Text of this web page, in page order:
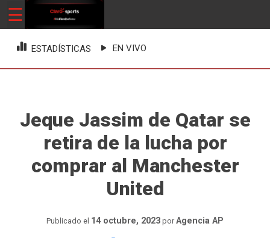
Skip
☰
ClaroSports
Más Claro que nunca
ESTADÍSTICAS EN VIVO
Jeque Jassim de Qatar se
retira de la lucha por
comprar al Manchester
United
Publicado el 14 octubre, 2023 por Agencia AP